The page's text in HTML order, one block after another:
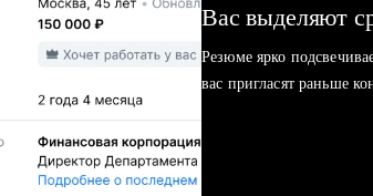
Вас выделяют
Резюме ярко
вас пригласят раньше